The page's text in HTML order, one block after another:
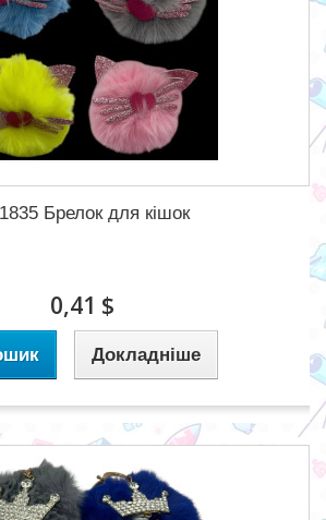
Брелок для кішок
0,41 $
Докладніше